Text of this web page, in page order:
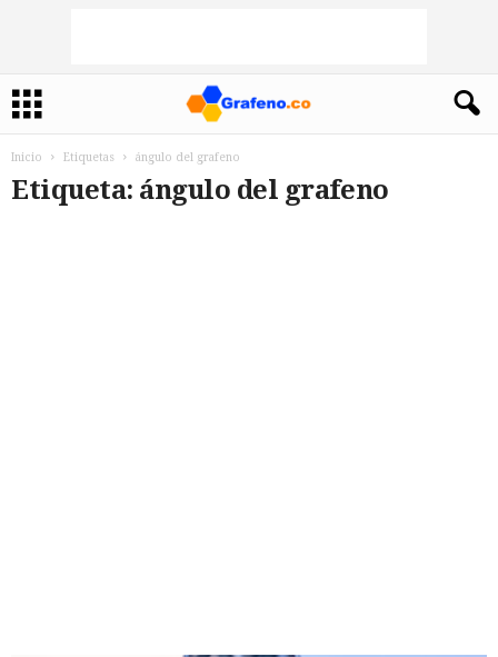
Inicio Etiquetas ángulo del grafeno
Etiqueta: ángulo del grafeno